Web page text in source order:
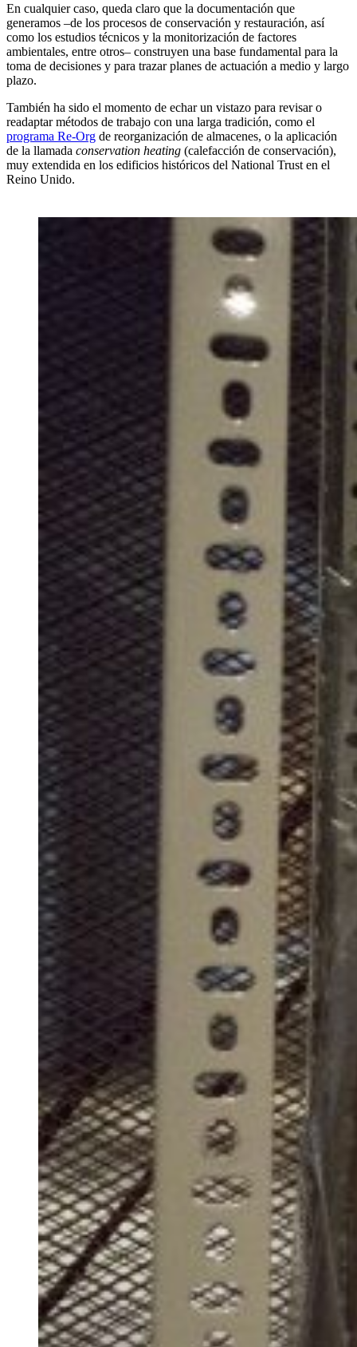
En cualquier caso, queda claro que la documentación que
generamos –de los procesos de conservación y restauración, así
como los estudios técnicos y la monitorización de factores
ambientales, entre otros– construyen una base fundamental para la
toma de decisiones y para trazar planes de actuación a medio y largo
plazo.
También ha sido el momento de echar un vistazo para revisar o
readaptar métodos de trabajo con una larga tradición, como el
programa Re-Org de reorganización de almacenes, o la aplicación
de la llamada conservation heating (calefacción de conservación),
muy extendida en los edificios históricos del National Trust en el
Reino Unido.